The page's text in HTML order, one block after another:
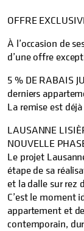
OFFRE
À l’occasion de
d’une offre
5 % DE RABAIS
derniers
La remise est
LAUSANNE
NOUVELLE
Le projet
étape de sa
et la dalle sur rez
C’est le moment
appartement et
contemporain,